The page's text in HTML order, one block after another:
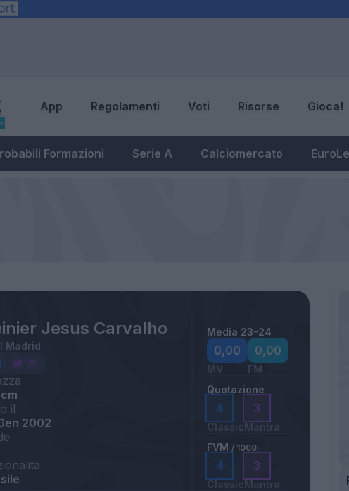
App Regolamenti Voti Risorse Gioca!
Formazioni Serie A Calciomercato
Jesus Carvalho
Madrid
il
2002
Media 23-24
0,00
MV
0,00
FM
Quotazione
4
Classic
3
Mantra
FVM / 1000
4
Classic
3
Mantra